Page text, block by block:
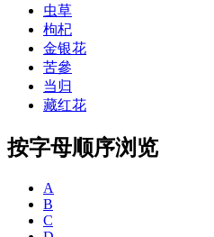
虫草
枸杞
金银花
苦參
当归
藏红花
按字母顺序浏览
A
B
C